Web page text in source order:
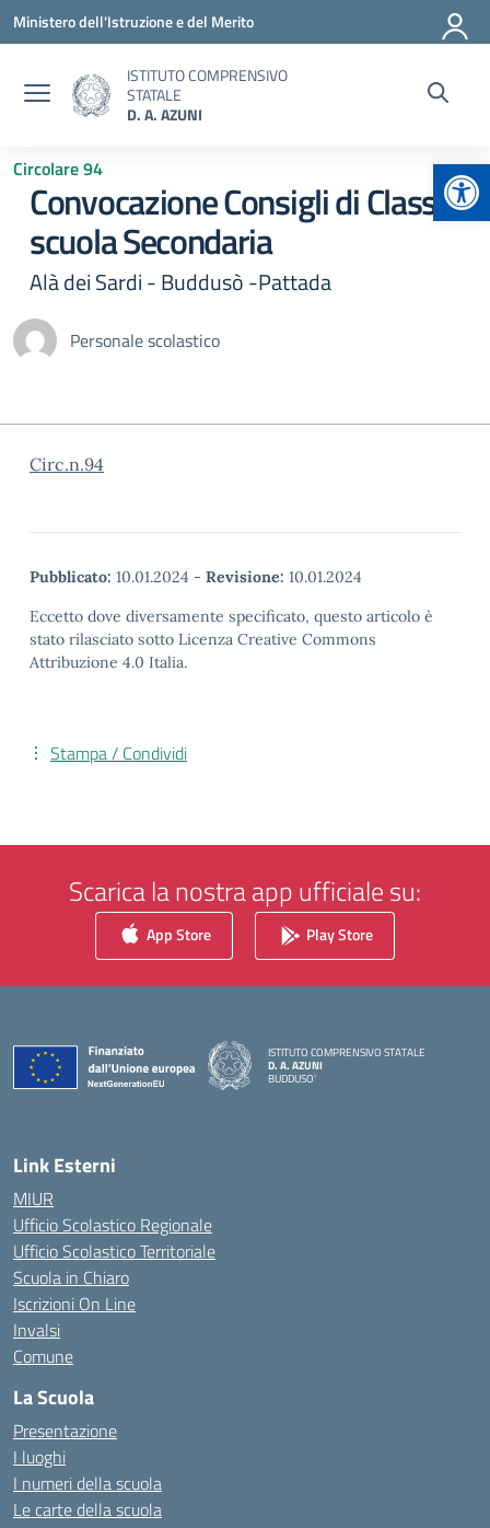
Vai ai contenuti
Vai al menu di navigazione
Vai al footer
Ministero dell'Istruzione e del Merito
ISTITUTO COMPRENSIVO
STATALE
D. A. AZUNI
Circolare 94
Convocazione Consigli di Classe
scuola Secondaria
Alà dei Sardi - Buddusò -Pattada
Personale scolastico
Circ.n.94
Pubblicato: 10.01.2024 - Revisione: 10.01.2024
Eccetto dove diversamente specificato, questo articolo è
stato rilasciato sotto Licenza Creative Commons
Attribuzione 4.0 Italia.
Stampa / Condividi
Scarica la nostra app ufficiale su:
App Store Play Store
ISTITUTO COMPRENSIVO STATALE
D. A. AZUNI
BUDDUSO'
Link Esterni
MIUR
Ufficio Scolastico Regionale
Ufficio Scolastico Territoriale
Scuola in Chiaro
Iscrizioni On Line
Invalsi
Comune
La Scuola
Presentazione
I luoghi
I numeri della scuola
Le carte della scuola